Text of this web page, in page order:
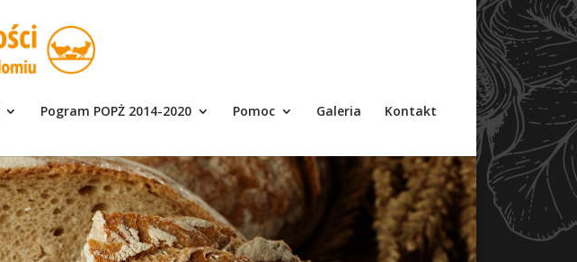
Pogram POPŻ 2014-2020 Pomoc Galeria Kontakt